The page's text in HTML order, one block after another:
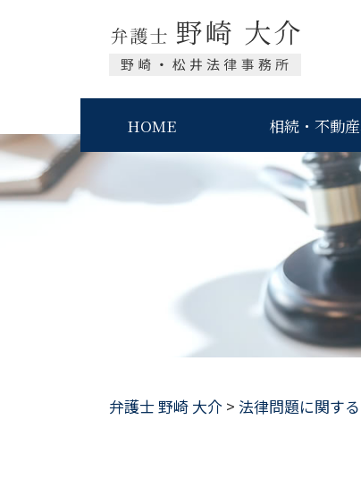
HOME 相続・不動
弁護士 野崎 大介 > 法律問題に関す